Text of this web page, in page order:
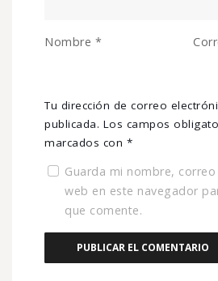
Tu dirección de correo
publicada. Los campos
marcados con *
Nombre *
Guarda mi nombre,
web en este navegador
que comente.